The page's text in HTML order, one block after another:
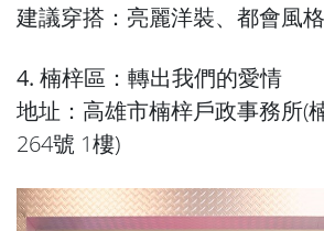
建議穿搭：亮麗洋裝、都會風格
4. 楠梓區：轉出我們的愛情
地址：高雄市楠梓戶政事務所(
264號 1樓)